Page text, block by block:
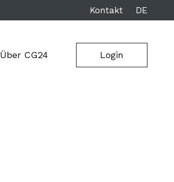
Kontakt DE
Über CG24 Login